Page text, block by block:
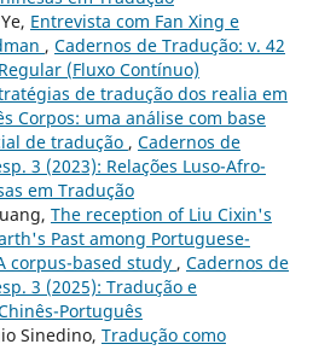
Entrevista com Fan Xing e
, Cadernos de Tradução: v. 42
(Fluxo Contínuo)
de tradução dos realia em
Corpos: uma análise com base
de tradução , Cadernos de
3 (2023): Relações Luso-Afro-
em Tradução
The reception of Liu Cixin's
Past among Portuguese-
corpus-based study , Cadernos de
3 (2025): Tradução e
Português
Sinedino, Tradução como